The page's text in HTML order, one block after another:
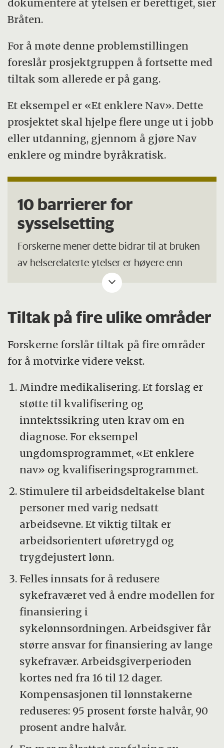
dokumentere at ytelsen er berettiget, sier
Bråten.
For å møte denne problemstillingen
foreslår prosjektgruppen å fortsette med
tiltak som allerede er på gang.
Et eksempel er «Et enklere Nav». Dette
prosjektet skal hjelpe flere unge ut i jobb
eller utdanning, gjennom å gjøre Nav
enklere og mindre byråkratisk.
10 barrierer for
sysselsetting
Forskerne mener dette bidrar til at bruken
av helserelaterte ytelser er høyere enn
Arbeidsgivere, leger og arbeidstakere
har svake insentiver til innsats for å
unngå (lange) helserelaterte
ytelsesforløp, spesielt sykefravær.
Ytelser og tjenestetilbudet er for lite
tilpasset personer med sammensatte
utfordringer. I slike tilfeller er ikke
helseutfordringer nødvendigvis eneste
årsak til fravær fra arbeid.
Det kan være komplisert og lite
lønnsomt å kombinere jobb og
helserelatert ytelse.
Det kan være utfordrende å skaffe
arbeid som er forenelig med egen
helsesituasjon.
Skillet mellom stat og kommune øker
tilstrømningen til de helserelaterte
ytelsene, og gir dårligere oppfølging.
Relevant informasjon deles for sjelden
mellom arbeidsgiver, helsetjenesten og
Nav.
Det er vanskelig å målrette Navs
ressursbruk.
Legen som sykmelder har mye
kompetanse om den enkelte pasient,
Tiltak på fire ulike områder
Forskerne forslår tiltak på fire områder
for å motvirke videre vekst.
Mindre medikalisering. Et forslag er
støtte til kvalifisering og
inntektssikring uten krav om en
diagnose. For eksempel
ungdomsprogrammet, «Et enklere
nav» og kvalifiseringsprogrammet.
Stimulere til arbeidsdeltakelse blant
personer med varig nedsatt
arbeidsevne. Et viktig tiltak er
arbeidsorientert uføretrygd og
trygdejustert lønn.
Felles innsats for å redusere
sykefraværet ved å endre modellen for
finansiering i
sykelønnsordningen. Arbeidsgiver får
større ansvar for finansiering av lange
sykefravær. Arbeidsgiverperioden
kortes ned fra 16 til 12 dager.
Kompensasjonen til lønnstakerne
reduseres: 95 prosent første halvår, 90
prosent andre halvår.